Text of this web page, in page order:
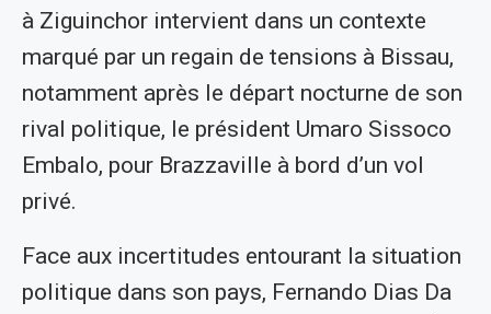
à Ziguinchor intervient dans un contexte
marqué par un regain de tensions à Bissau,
notamment après le départ nocturne de son
rival politique, le président Umaro Sissoco
Embalo, pour Brazzaville à bord d’un vol
privé.
Face aux incertitudes entourant la situation
politique dans son pays, Fernando Dias Da